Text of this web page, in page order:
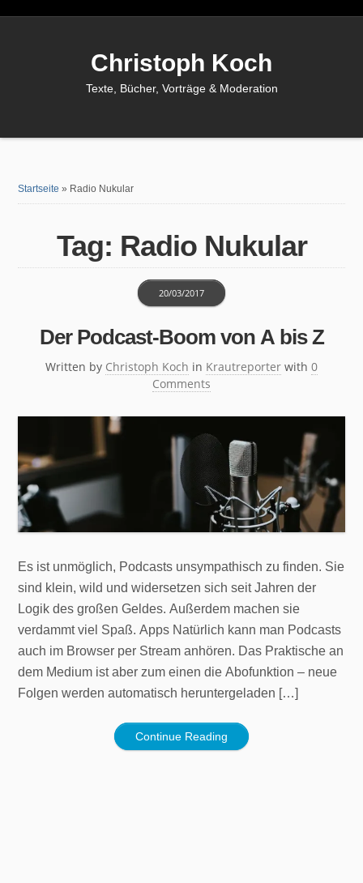
Christoph Koch
Texte, Bücher, Vorträge & Moderation
Startseite » Radio Nukular
Tag: Radio Nukular
Der Podcast-Boom von A bis Z
Written by Christoph Koch
20/03/2017
in Krautreporter with 0
Comments
Es ist unmöglich, Podcasts unsympathisch zu finden. Sie
sind klein, wild und widersetzen sich seit Jahren der
Logik des großen Geldes. Außerdem machen sie
verdammt viel Spaß. Apps Natürlich kann man Podcasts
auch im Browser per Stream anhören. Das Praktische an
dem Medium ist aber zum einen die Abofunktion – neue
Folgen werden automatisch heruntergeladen […]
Continue Reading